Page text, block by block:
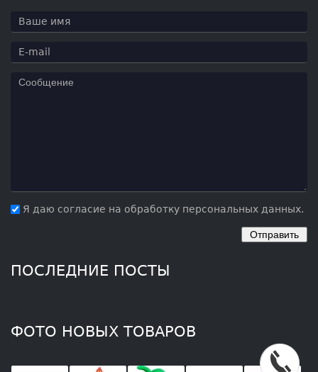
Я даю согласие на обработку персональных данных.
ПОСЛЕДНИЕ ПОСТЫ
ФОТО НОВЫХ ТОВАРОВ